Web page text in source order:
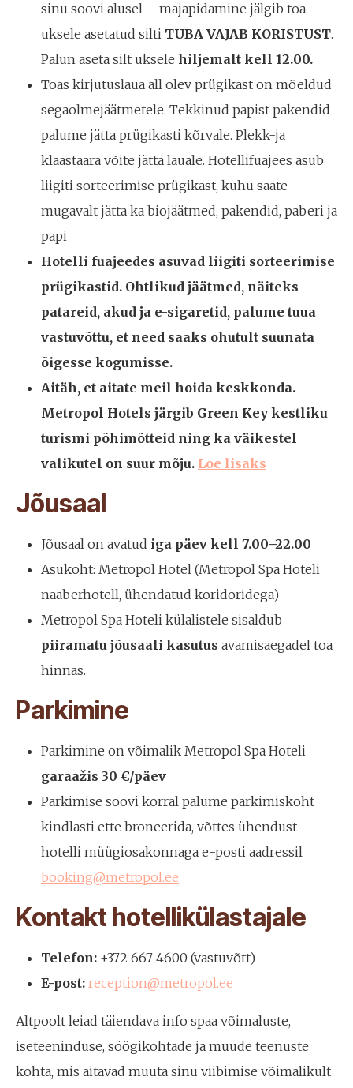
sinu soovi alusel – majapidamine jälgib toa
uksele asetatud silti TUBA VAJAB KORISTUST.
Palun aseta silt uksele hiljemalt kell 12.00.
Toas kirjutuslaua all olev prügikast on mõeldud
segaolmejäätmetele. Tekkinud papist pakendid
palume jätta prügikasti kõrvale. Plekk-ja
klaastaara võite jätta lauale. Hotellifuajees asub
liigiti sorteerimise prügikast, kuhu saate
mugavalt jätta ka biojäätmed, pakendid, paberi ja
papi
Hotelli fuajeedes asuvad liigiti sorteerimise
prügikastid. Ohtlikud jäätmed, näiteks
patareid, akud ja e-sigaretid, palume tuua
vastuvõttu, et need saaks ohutult suunata
õigesse kogumisse.
Aitäh, et aitate meil hoida keskkonda.
Metropol Hotels järgib Green Key kestliku
turismi põhimõtteid ning ka väikestel
valikutel on suur mõju. Loe lisaks
Jõusaal
Jõusaal on avatud iga päev kell 7.00–22.00
Asukoht: Metropol Hotel (Metropol Spa Hoteli
naaberhotell, ühendatud koridoridega)
Metropol Spa Hoteli külalistele sisaldub
piiramatu jõusaali kasutus avamisaegadel toa
hinnas.
Parkimine
Parkimine on võimalik Metropol Spa Hoteli
garaažis 30 €/päev
Parkimise soovi korral palume parkimiskoht
kindlasti ette broneerida, võttes ühendust
hotelli müügiosakonnaga e-posti aadressil
booking@metropol.ee
Kontakt hotellikülastajale
Telefon: +372 667 4600 (vastuvõtt)
E-post: reception@metropol.ee
Altpoolt leiad täiendava info spaa võimaluste,
iseteeninduse, söögikohtade ja muude teenuste
kohta, mis aitavad muuta sinu viibimise võimalikult